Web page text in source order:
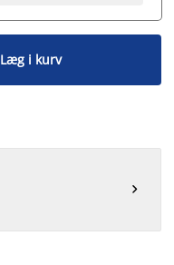
Læg i kurv
